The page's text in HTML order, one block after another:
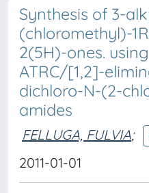
Synthesis of 3-
(chloromethyl)-
2(5H)-ones.
ATRC/[1,2]-
dichloro-N-(2-
amides
FELLUGA, FULVIA;
2011-01-01